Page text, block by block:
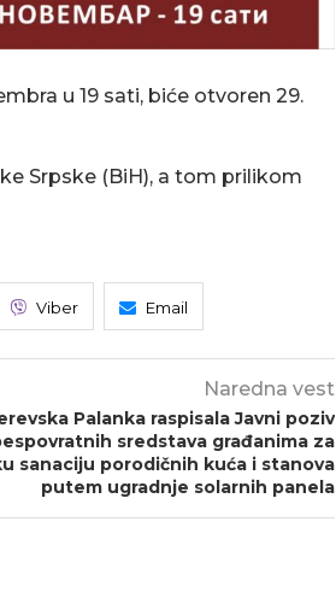
u 19 sati, biće otvoren 29.
Srpske (BiH), a tom prilikom
Viber Email
Naredna vest
Palanka raspisala Javni poziv
sredstava građanima za
sanaciju porodičnih kuća i stanova
putem ugradnje solarnih panela